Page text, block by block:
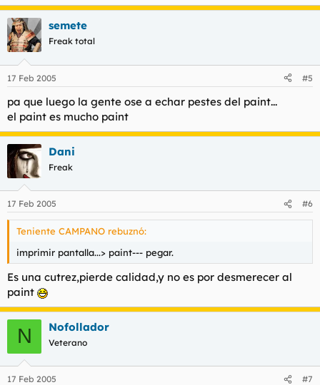
semete
Freak total
17 Feb 2005 #5
pa que luego la gente ose a echar pestes del paint...
el paint es mucho paint
Dani
Freak
17 Feb 2005 #6
Teniente CAMPANO rebuznó:
imprimir pantalla...> paint--- pegar.
Es una cutrez,pierde calidad,y no es por desmerecer al
paint
N Nofollador
Veterano
17 Feb 2005 #7